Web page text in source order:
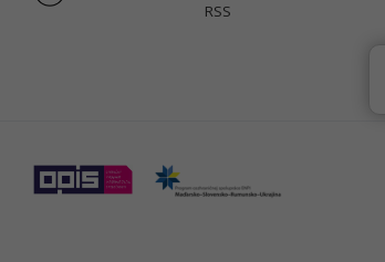
RSS